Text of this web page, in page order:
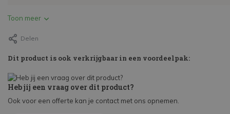
Toon meer
Delen
Dit product is ook verkrijgbaar in een voordeelpak:
Heb jij een vraag over dit product?
Ook voor een offerte kan je contact met ons opnemen.